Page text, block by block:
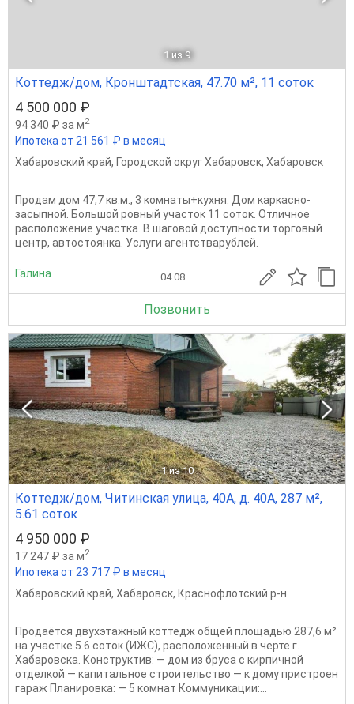
1 из 9
Коттедж/дом, Кронштадтская, 47.70 м², 11 соток
4 500 000 ₽
94 340 ₽ за м2
Ипотека от 21 561 ₽ в месяц
Хабаровский край, Городской округ Хабаровск, Хабаровск
Продам дом 47,7 кв.м., 3 комнаты+кухня. Дом каркасно-
засыпной. Большой ровный участок 11 соток. Отличное
расположение участка. В шаговой доступности торговый
центр, автостоянка. Услуги агентстварублей.
Галина 04.08
Позвонить
1 из 10
Коттедж/дом, Читинская улица, 40А, д. 40А, 287 м²,
5.61 соток
4 950 000 ₽
17 247 ₽ за м2
Ипотека от 23 717 ₽ в месяц
Хабаровский край, Хабаровск, Краснофлотский р-н
Продаётся двухэтажный коттедж общей площадью 287,6 м²
на участке 5.6 соток (ИЖС), расположенный в черте г.
Хабаровска. Конструктив: — дом из бруса с кирпичной
отделкой — капитальное строительство — к дому пристроен
гараж Планировка: — 5 комнат Коммуникации:...